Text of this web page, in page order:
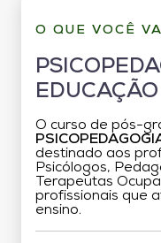
O QUE VOCÊ
O curso de pós-
destinado aos
Psicólogos,
Terapeutas
profissionais que
ensino.